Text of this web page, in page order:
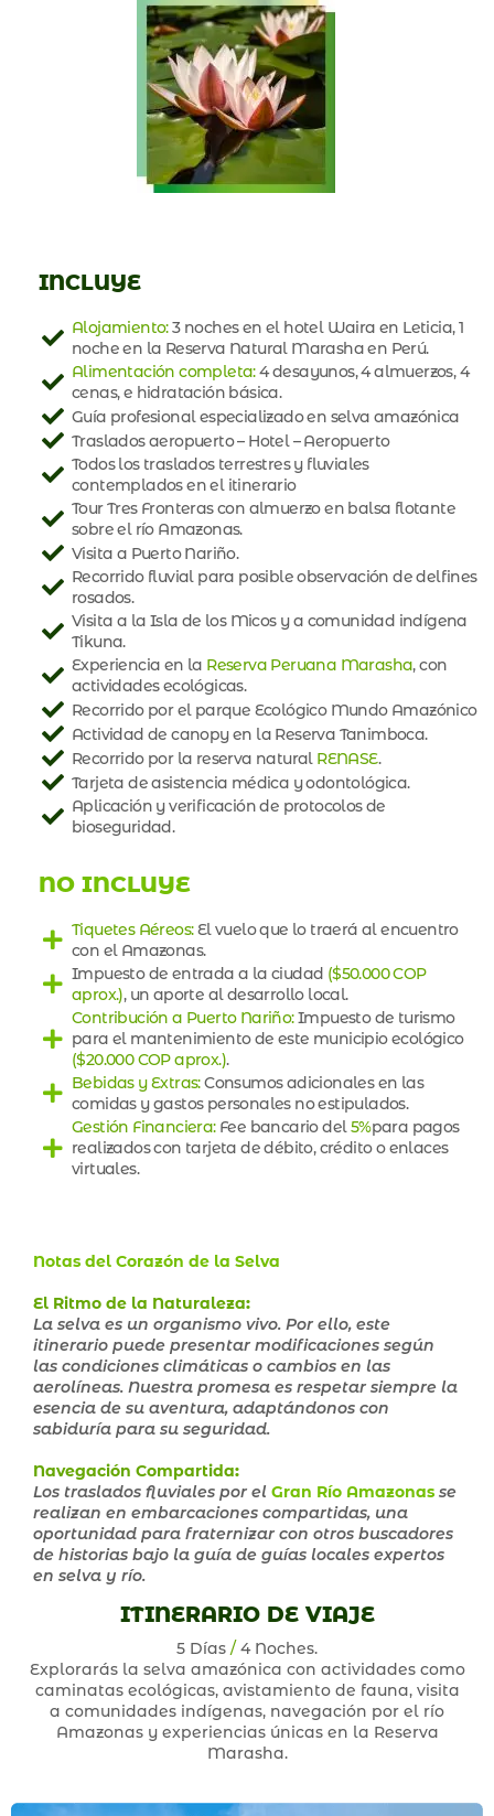
INCLUYE
Alojamiento:3 noches en el hotel Waira en Leticia, 1
noche en la Reserva Natural Marasha en Perú.
Alimentación completa:4 desayunos, 4 almuerzos, 4
cenas, e hidratación básica.
Guía profesional especializado en selva amazónica
Traslados aeropuerto – Hotel – Aeropuerto
Todos los traslados terrestres y fluviales
contemplados en el itinerario
Tour Tres Fronteras con almuerzo en balsa flotante
sobre el río Amazonas.
Visita a Puerto Nariño.
Recorrido fluvial para posible observación de delfines
rosados.
Visita a la Isla de los Micos y a comunidad indígena
Tikuna.
Experiencia en la Reserva Peruana Marasha, con
actividades ecológicas.
Recorrido por el parque Ecológico Mundo Amazónico
Actividad de canopy en la Reserva Tanimboca.
Recorrido por la reserva natural RENASE.
Tarjeta de asistencia médica y odontológica.
Aplicación y verificación de protocolos de
bioseguridad.
NO INCLUYE
Tiquetes Aéreos:El vuelo que lo traerá al encuentro
con el Amazonas.
Impuesto de entrada a la ciudad ($50.000 COP
aprox.), un aporte al desarrollo local.
Contribución a Puerto Nariño:Impuesto de turismo
para el mantenimiento de este municipio ecológico
($20.000 COP aprox.).
Bebidas y Extras:Consumos adicionales en las
comidas y gastos personales no estipulados.
Gestión Financiera:Fee bancario del5%para pagos
realizados con tarjeta de débito, crédito o enlaces
virtuales.
Notas del Corazón de la Selva
El Ritmo de la Naturaleza:
La selva es un organismo vivo. Por ello, este
itinerario puede presentar modificaciones según
las condiciones climáticas o cambios en las
aerolíneas. Nuestra promesa es respetar siempre la
esencia de su aventura, adaptándonos con
sabiduría para su seguridad.
Navegación Compartida:
Los traslados fluviales por el Gran Río Amazonas se
realizan en embarcaciones compartidas, una
oportunidad para fraternizar con otros buscadores
de historias bajo la guía de guías locales expertos
en selva y río.
ITINERARIO DE VIAJE
5 Días / 4 Noches.
Explorarás la selva amazónica con actividades como
caminatas ecológicas, avistamiento de fauna, visita
a comunidades indígenas, navegación por el río
Amazonas y experiencias únicas en la Reserva
Marasha.